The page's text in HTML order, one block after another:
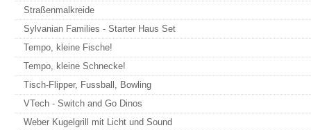
Straßenmalkreide
Sylvanian Families - Starter Haus Set
Tempo, kleine Fische!
Tempo, kleine Schnecke!
Tisch-Flipper, Fussball, Bowling
VTech - Switch and Go Dinos
Weber Kugelgrill mit Licht und Sound